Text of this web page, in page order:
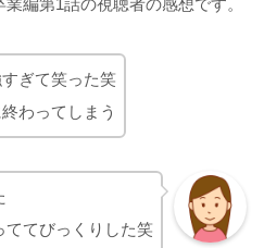
ぎて笑った笑
わってしまう
ててびっくりした笑